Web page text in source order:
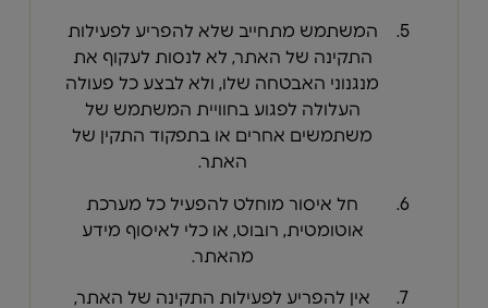
המשתמש מתחייב שלא להפריע לפעילות
התקינה של האתר, לא לנסות לעקוף את
מנגנוני האבטחה שלו, ולא לבצע כל פעולה
העלולה לפגוע בחוויית המשתמש של
משתמשים אחרים או בתפקוד התקין של
האתר.
חל איסור מוחלט להפעיל כל מערכת
אוטומטית, רובוט, או כלי לאיסוף מידע
מהאתר.
אין להפריע לפעילות התקינה של האתר,